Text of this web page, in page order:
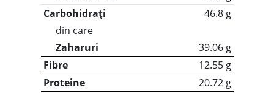
Carbohidrați
46.8 g
din care
Zaharuri
39.06 g
Fibre
12.55 g
Proteine
20.72 g